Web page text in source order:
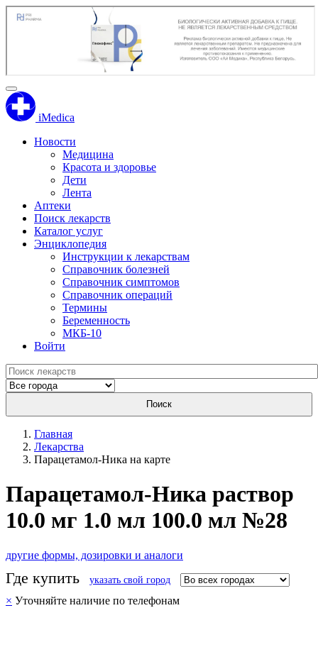
iMedica
Новости
Медицина
Красота и здоровье
Дети
Лента
Аптеки
Поиск лекарств
Каталог услуг
Энциклопедия
Инструкции к лекарствам
Справочник болезней
Справочник симптомов
Справочник операций
Термины
Беременность
МКБ-10
Войти
Поиск
Главная
Лекарства
Парацетамол-Ника на карте
Парацетамол-Ника раствор
10.0 мг 1.0 мл 100.0 мл №28
другие формы, дозировки и аналоги
Где купить указать свой город
× Уточняйте наличие по телефонам